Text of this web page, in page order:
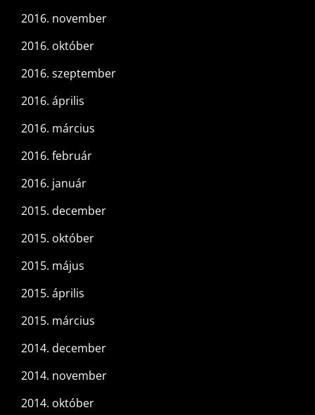
2016. november
2016. október
2016. szeptember
2016. április
2016. március
2016. február
2016. január
2015. december
2015. október
2015. május
2015. április
2015. március
2014. december
2014. november
2014. október